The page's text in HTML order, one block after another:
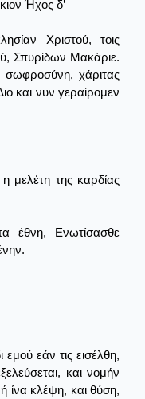
Ήχος δ’
Χριστού, τοις
Σπυρίδων Μακάριε.
χάριτας
και νυν γεραίρομεν
μελέτη της καρδίας
έθνη, Ενωτίσασθε
εάν τις εισέλθη,
και νομήν
ίνα κλέψη, και θύση,